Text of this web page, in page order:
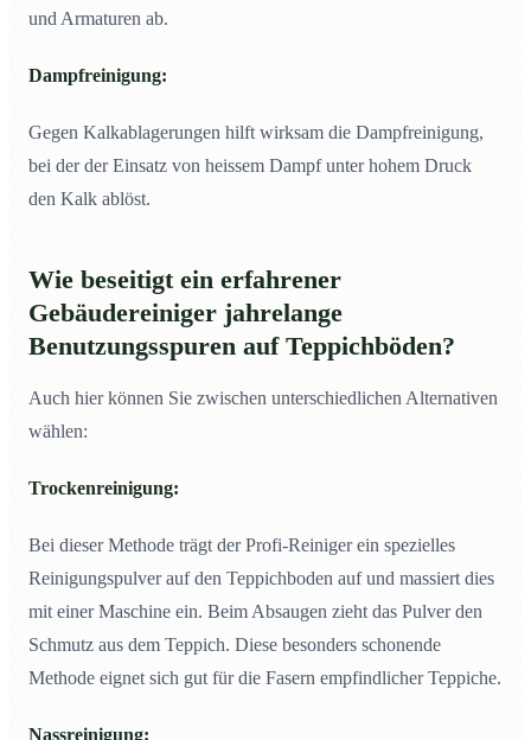
und Armaturen ab.
Dampfreinigung:
Gegen Kalkablagerungen hilft wirksam die Dampfreinigung,
bei der der Einsatz von heissem Dampf unter hohem Druck
den Kalk ablöst.
Wie beseitigt ein erfahrener
Gebäudereiniger jahrelange
Benutzungsspuren auf Teppichböden?
Auch hier können Sie zwischen unterschiedlichen Alternativen
wählen:
Trockenreinigung:
Bei dieser Methode trägt der Profi-Reiniger ein spezielles
Reinigungspulver auf den Teppichboden auf und massiert dies
mit einer Maschine ein. Beim Absaugen zieht das Pulver den
Schmutz aus dem Teppich. Diese besonders schonende
Methode eignet sich gut für die Fasern empfindlicher Teppiche.
Nassreinigung: